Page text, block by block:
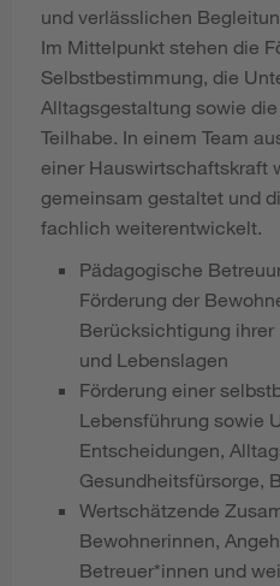
und verlässlichen
Im Mittelpunkt stehen die
Selbstbestimmung, die
Alltagsgestaltung sowie
Teilhabe. In einem Team
einer Hauswirtschaftskraft
gemeinsam gestaltet und
fachlich weiterentwickelt.
Pädagogische
Förderung der
Berücksichtigung
und Lebenslagen
Förderung einer
Lebensführung sowie
Entscheidungen,
Gesundheitsfürsorge,
Wertschätzende
Bewohnerinnen,
Betreuer*innen und